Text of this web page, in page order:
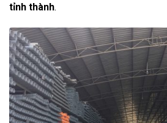
tỉnh thành.